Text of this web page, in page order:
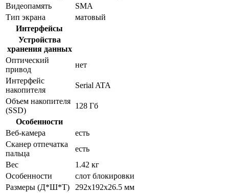
Видеопамять
SMA
Тип экрана
матовый
Интерфейсы
Устройства
хранения данных
Оптический
привод
нет
Интерфейс
накопителя
Serial ATA
Объем накопителя
(SSD)
128 Гб
Особенности
Веб-камера
есть
Сканер отпечатка
пальца
есть
Вес
1.42 кг
Особенности
слот блокировки
Размеры (Д*Ш*Т)
292x192x26.5 мм